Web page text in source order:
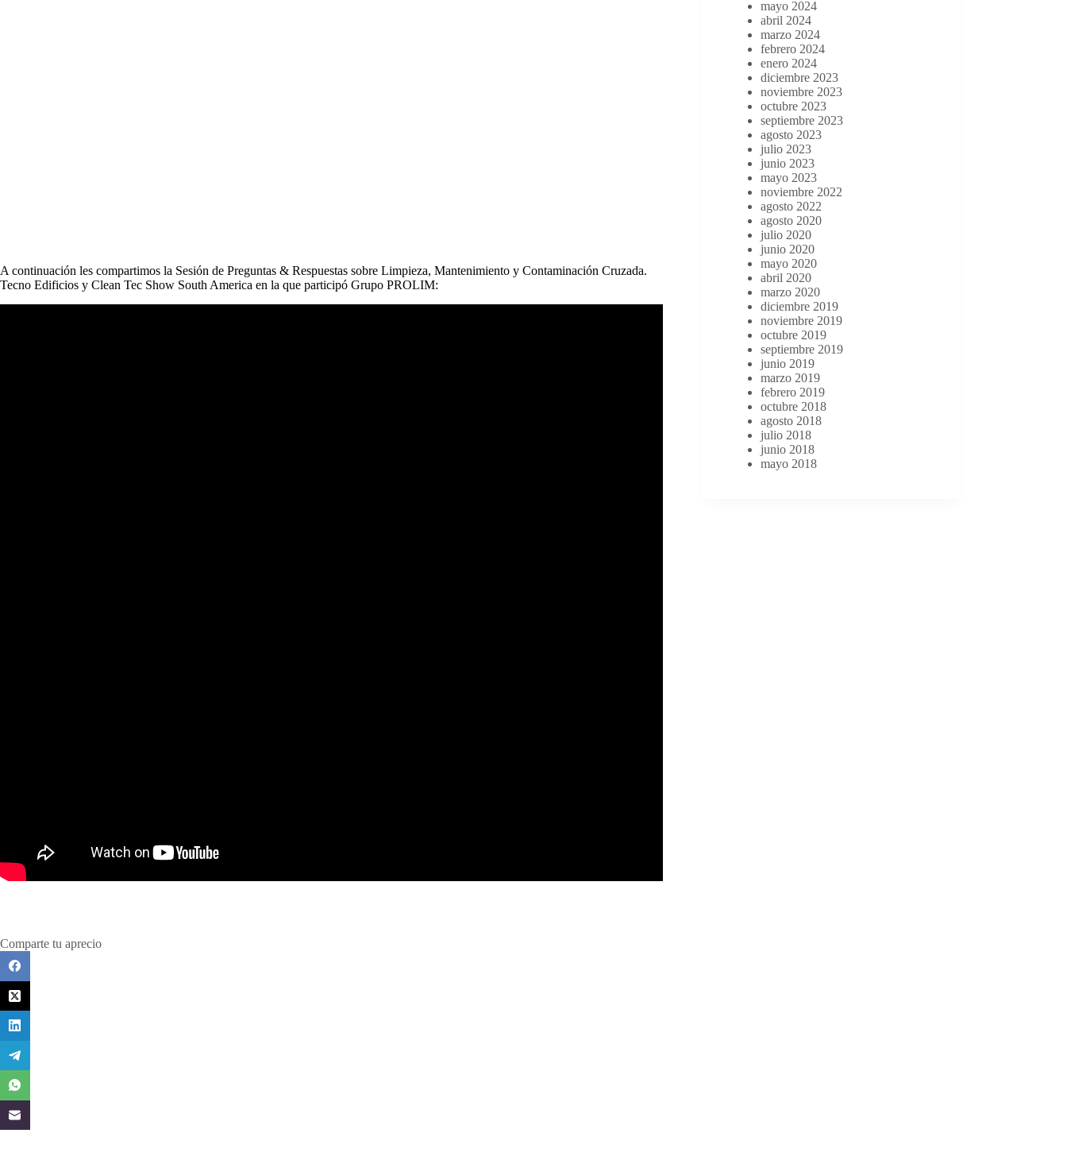
A continuación les compartimos la Sesión de Preguntas & Respuestas sobre Limpieza, Mantenimiento y Contaminación Cruzada.
Tecno Edificios y Clean Tec Show South America en la que participó Grupo PROLIM:
Comparte tu aprecio
mayo 2024
abril 2024
marzo 2024
febrero 2024
enero 2024
diciembre 2023
noviembre 2023
octubre 2023
septiembre 2023
agosto 2023
julio 2023
junio 2023
mayo 2023
noviembre 2022
agosto 2022
agosto 2020
julio 2020
junio 2020
mayo 2020
abril 2020
marzo 2020
diciembre 2019
noviembre 2019
octubre 2019
septiembre 2019
junio 2019
marzo 2019
febrero 2019
octubre 2018
agosto 2018
julio 2018
junio 2018
mayo 2018